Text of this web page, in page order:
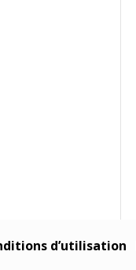
d’utilisation